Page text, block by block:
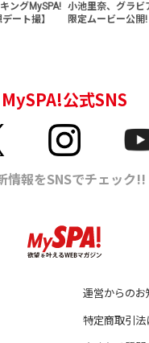
ングMySPA!
ート撮】
小池里奈、グラビ
限定ムービー公開!
運営からの
特定商取引